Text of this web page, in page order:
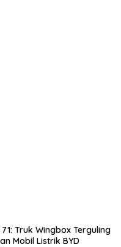
Truk Wingbox Terguling
Mobil Listrik BYD